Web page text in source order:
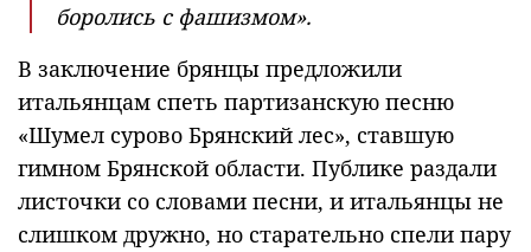
боролись с фашизмом».
В заключение брянцы предложили
итальянцам спеть партизанскую песню
«Шумел сурово Брянский лес», ставшую
гимном Брянской области. Публике раздали
листочки со словами песни, и итальянцы не
слишком дружно, но старательно спели пару